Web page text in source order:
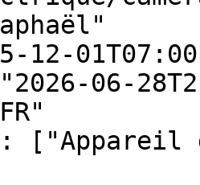
12-
06-
["Appareil